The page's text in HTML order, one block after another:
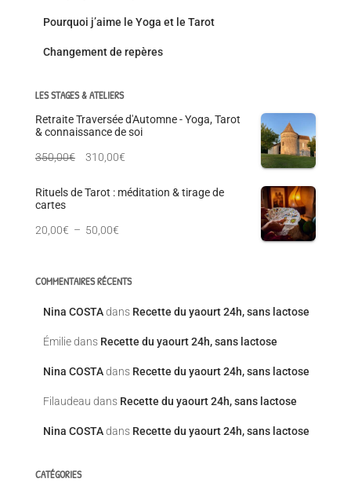
Pourquoi j’aime le Yoga et le Tarot
Changement de repères
LES STAGES & ATELIERS
Retraite Traversée d'Automne - Yoga, Tarot
& connaissance de soi
350,00€ 310,00€
Rituels de Tarot : méditation & tirage de
cartes
20,00€ – 50,00€
COMMENTAIRES RÉCENTS
Nina COSTAdans Recette du yaourt 24h, sans lactose
Émiliedans Recette du yaourt 24h, sans lactose
Nina COSTAdans Recette du yaourt 24h, sans lactose
Filaudeau dans Recette du yaourt 24h, sans lactose
Nina COSTAdans Recette du yaourt 24h, sans lactose
CATÉGORIES